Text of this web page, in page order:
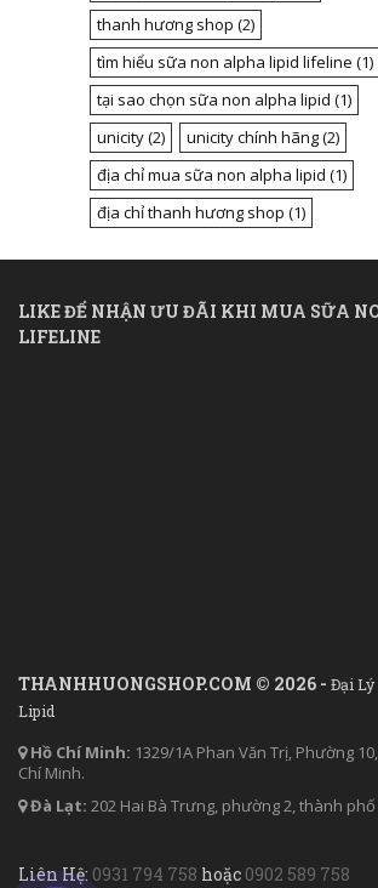
thanh hương shop (2)
tìm hiểu sữa non alpha lipid lifeline (1)
tại sao chọn sữa non alpha lipid (1)
unicity(2) unicity chính hãng(2)
địa chỉ mua sữa non alpha lipid (1)
địa chỉ thanh hương shop (1)
LIKE ĐỂ NHẬN ƯU ĐÃI KHI MUA SỮA
LIFELINE
THANHHUONGSHOP.COM © 2026 - Đại Lý
Lipid
Hồ Chí Minh: 1329/1A Phan Văn Trị, Phường
Chí Minh.
Đà Lạt: 202 Hai Bà Trưng, phường 2, thành
Liên Hệ: 0931 794 758 hoặc 0902 589 758